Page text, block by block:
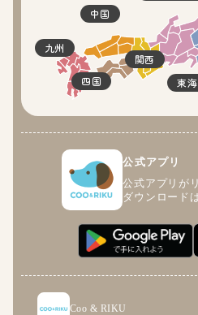
東海
関西
四国
中国
九州
公式アプリ
公式アプリが
ダウンロード
Coo & RIKU